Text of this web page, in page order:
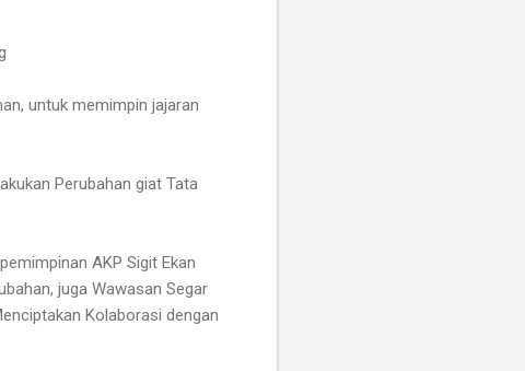
untuk memimpin jajaran
Perubahan giat Tata
AKP Sigit Ekan
juga Wawasan Segar
Kolaborasi dengan